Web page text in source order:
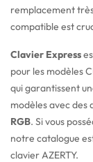
remplacement
compatible est
Clavier Express
pour les modèles
qui garantissent
modèles avec des
RGB. Si vous
notre catalogue
clavier AZERTY.